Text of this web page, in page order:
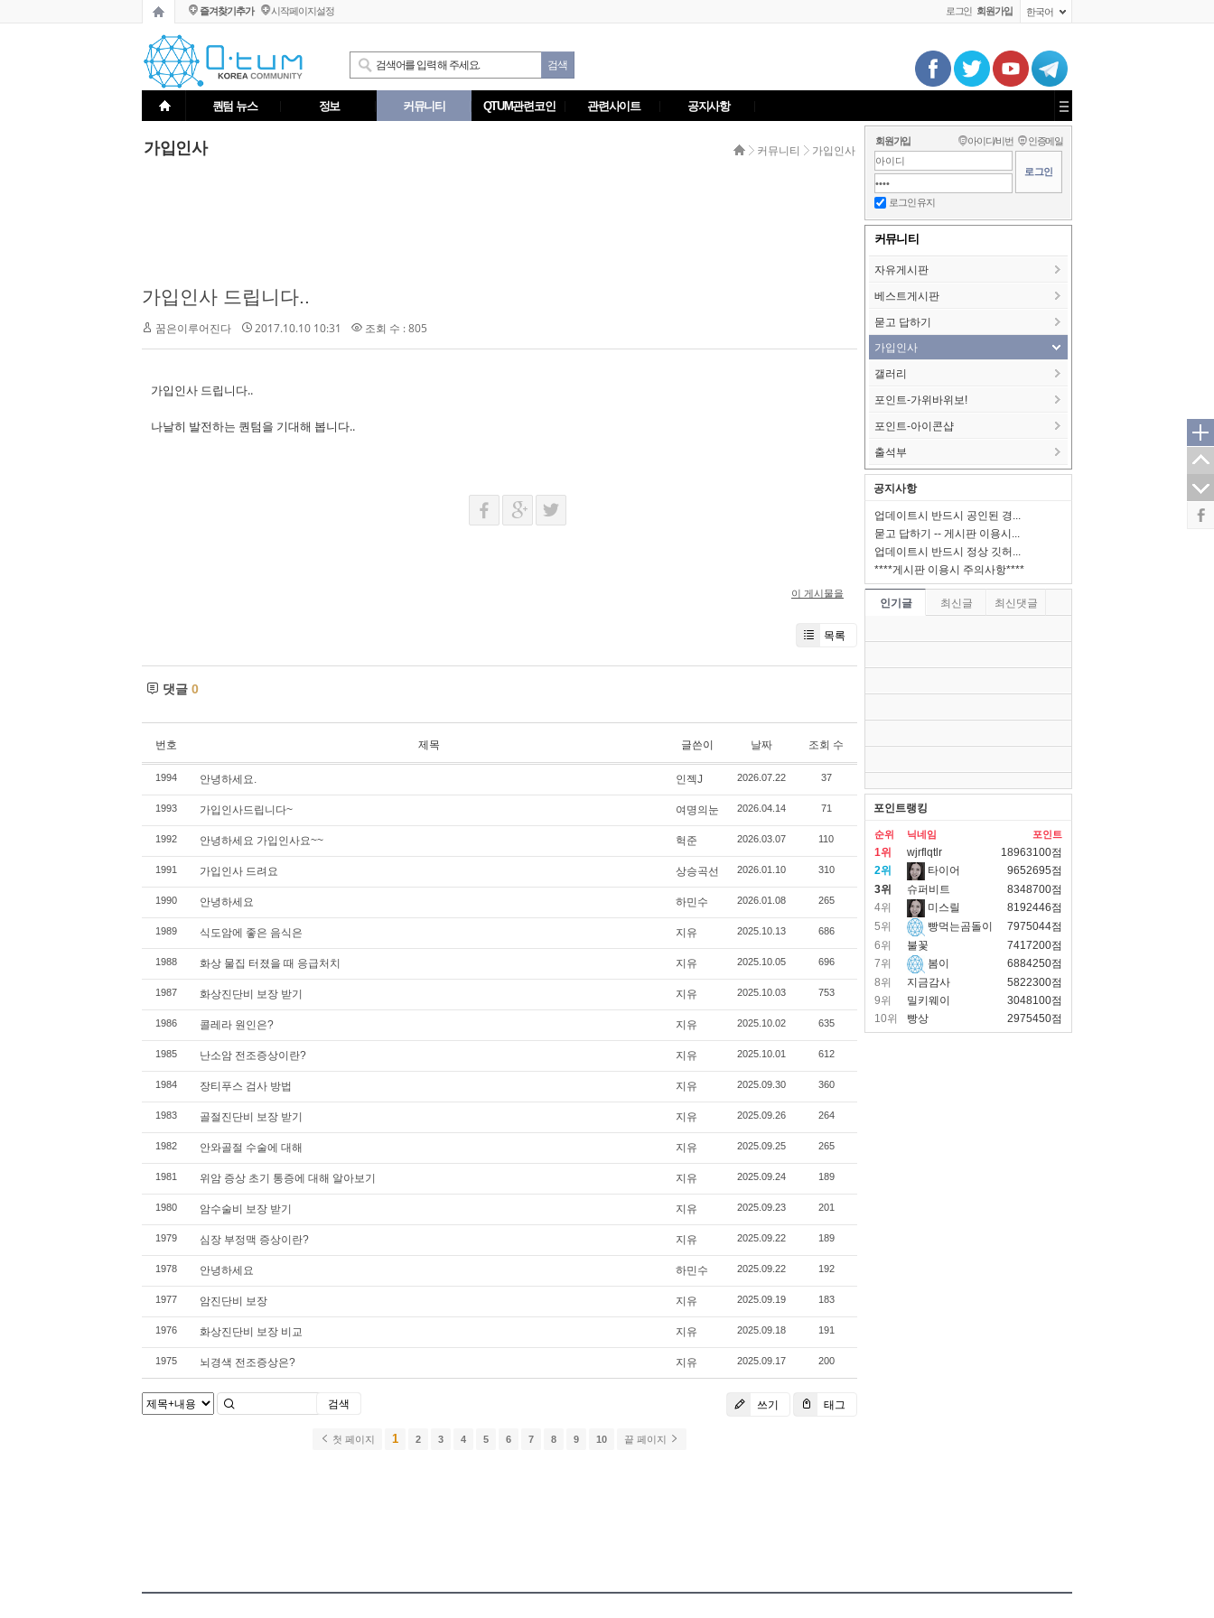
즐겨찾기추가 시작페이지설정 로그인 회원가입 한국어
퀀텀 뉴스 정보 커뮤니티 QTUM관련코인 관련사이트 공지사항
가입인사 커뮤니티 가입인사
가입인사 드립니다..
꿈은이루어진다 2017.10.10 10:31 조회 수 : 805
가입인사 드립니다..
나날히 발전하는 퀀텀을 기대해 봅니다..
이 게시물을
목록
댓글 0
번호 제목 글쓴이 날짜 조회 수
1994 안녕하세요. 인젝J 2026.07.22 37
1993 가입인사드립니다~ 여명의눈 2026.04.14 71
1992 안녕하세요 가입인사요~~ 헉준 2026.03.07 110
1991 가입인사 드려요 상승곡선 2026.01.10 310
1990 안녕하세요 하민수 2026.01.08 265
1989 식도암에 좋은 음식은 지유 2025.10.13 686
1988 화상 물집 터졌을 때 응급처치 지유 2025.10.05 696
1987 화상진단비 보장 받기 지유 2025.10.03 753
1986 콜레라 원인은? 지유 2025.10.02 635
1985 난소암 전조증상이란? 지유 2025.10.01 612
1984 장티푸스 검사 방법 지유 2025.09.30 360
1983 골절진단비 보장 받기 지유 2025.09.26 264
1982 안와골절 수술에 대해 지유 2025.09.25 265
1981 위암 증상 초기 통증에 대해 알아보기 지유 2025.09.24 189
1980 암수술비 보장 받기 지유 2025.09.23 201
1979 심장 부정맥 증상이란? 지유 2025.09.22 189
1978 안녕하세요 하민수 2025.09.22 192
1977 암진단비 보장 지유 2025.09.19 183
1976 화상진단비 보장 비교 지유 2025.09.18 191
1975 뇌경색 전조증상은? 지유 2025.09.17 200
쓰기 태그
검색
첫 페이지 1 2 3 4 5 6 7 8 9 10 끝 페이지
회원가입 아이디/비번 인증메일
로그인 유지
커뮤니티
자유게시판
베스트게시판
묻고 답하기
가입인사
갤러리
포인트-가위바위보!
포인트-아이콘샵
출석부
공지사항
업데이트시 반드시 공인된 경...
묻고 답하기 -- 게시판 이용시...
업데이트시 반드시 정상 깃허...
****게시판 이용시 주의사항****
인기글 최신글 최신댓글
포인트랭킹
순위 닉네임 포인트
1위 wjrflqtlr
18963100점
2위
타이어
9652695점
3위
슈퍼비트
8348700점
4위
미스릴
8192446점
5위
빵먹는곰돌이
7975044점
6위
불꽃
7417200점
7위
봄이
6884250점
8위
지금감사
5822300점
9위
밀키웨이
3048100점
10위
빵상 2975450점